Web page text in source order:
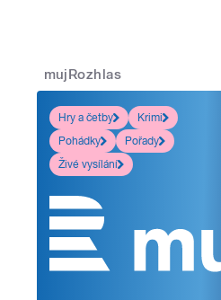
mujRozhlas
Hry a četby
Krimi
Pohádky
Pořady
Živé vysílání